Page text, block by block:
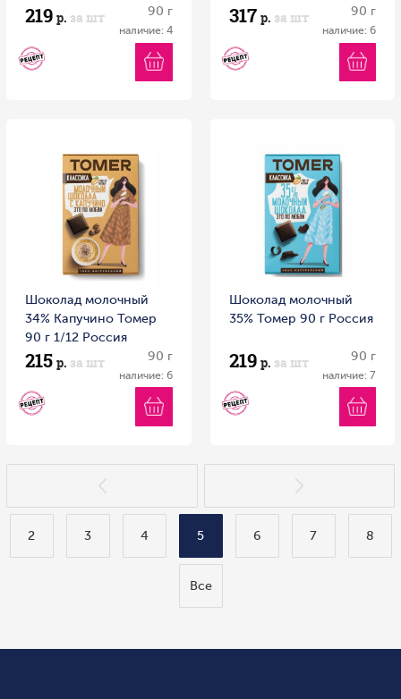
219 р. за шт 90 г
наличие: 4
317 р. за шт 90 г
наличие: 6
Шоколад молочный
34% Капучино Томер
90 г 1/12 Россия
215 р. за шт 90 г
наличие: 6
Шоколад молочный
35% Томер 90 г Россия
219 р. за шт 90 г
наличие: 7
2 3 4 5 6 7 8
Все